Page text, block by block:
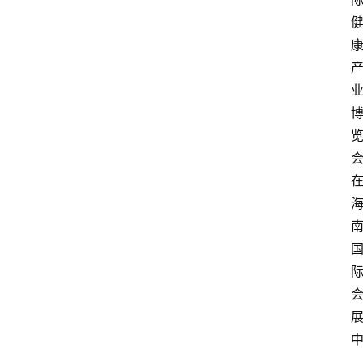
健
康
产
业
博
览
会
在
海
南
国
际
会
展
中